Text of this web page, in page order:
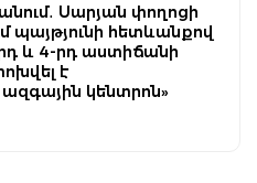
Սարյան փողոցի
պայթյունի հետևանքով
և 4-րդ աստիճանի
է
կենտրոն»